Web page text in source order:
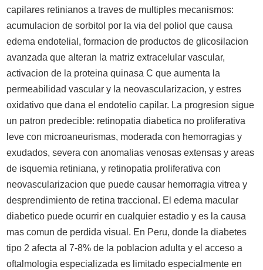
capilares retinianos a traves de multiples mecanismos:
acumulacion de sorbitol por la via del poliol que causa
edema endotelial, formacion de productos de glicosilacion
avanzada que alteran la matriz extracelular vascular,
activacion de la proteina quinasa C que aumenta la
permeabilidad vascular y la neovascularizacion, y estres
oxidativo que dana el endotelio capilar. La progresion sigue
un patron predecible: retinopatia diabetica no proliferativa
leve con microaneurismas, moderada con hemorragias y
exudados, severa con anomalias venosas extensas y areas
de isquemia retiniana, y retinopatia proliferativa con
neovascularizacion que puede causar hemorragia vitrea y
desprendimiento de retina traccional. El edema macular
diabetico puede ocurrir en cualquier estadio y es la causa
mas comun de perdida visual. En Peru, donde la diabetes
tipo 2 afecta al 7-8% de la poblacion adulta y el acceso a
oftalmologia especializada es limitado especialmente en